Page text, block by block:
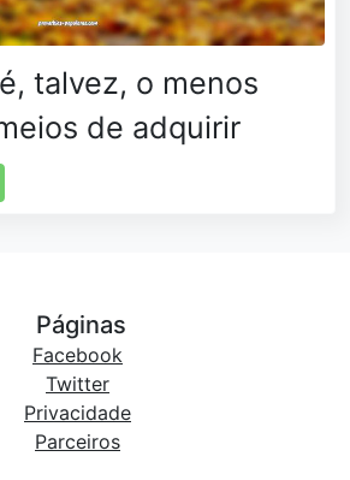
talvez, o menos
de adquirir
Páginas
Facebook
Twitter
Privacidade
Parceiros